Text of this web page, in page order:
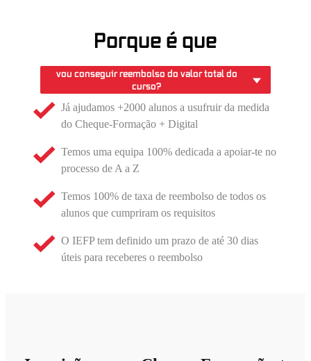
Porque é que
vou conseguir reembolso do valor total do
curso?
Já ajudamos +2000 alunos a usufruir da medida
do Cheque-Formação + Digital
Temos uma equipa 100% dedicada a apoiar-te no
processo de A a Z
Temos 100% de taxa de reembolso de todos os
alunos que cumpriram os requisitos
O IEFP tem definido um prazo de até 30 dias
úteis para receberes o reembolso